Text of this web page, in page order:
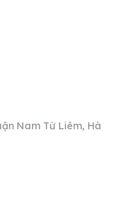
Nam Từ Liêm, Hà